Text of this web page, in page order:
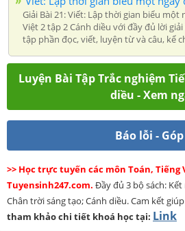
Giải Bài 21: Viết: Lập thời gian biểu một
Việt 2 tập 2 Cánh diều với đầy đủ lời
tập phần đọc, viết, luyện từ và câu, kể
Luyện Bài Tập Trắc nghiệm
diều - Xem
Báo lỗi -
>> Học trực tuyến các môn Toán,
Tuyensinh247.com. Đầy đủ 3 bộ sách:
Chân trời sáng tạo; Cánh diều. Cam kết
tham khảo chi tiết khoá học tại: Link